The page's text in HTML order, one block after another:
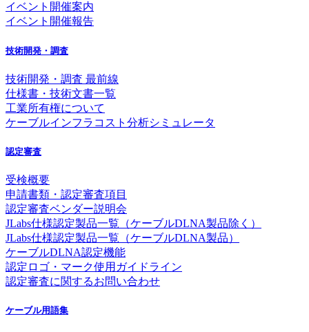
イベント開催案内
イベント開催報告
技術開発・調査
技術開発・調査 最前線
仕様書・技術文書一覧
工業所有権について
ケーブルインフラコスト分析シミュレータ
認定審査
受検概要
申請書類・認定審査項目
認定審査ベンダー説明会
JLabs仕様認定製品一覧（ケーブルDLNA製品除く）
JLabs仕様認定製品一覧（ケーブルDLNA製品）
ケーブルDLNA認定機能
認定ロゴ・マーク使用ガイドライン
認定審査に関するお問い合わせ
ケーブル用語集